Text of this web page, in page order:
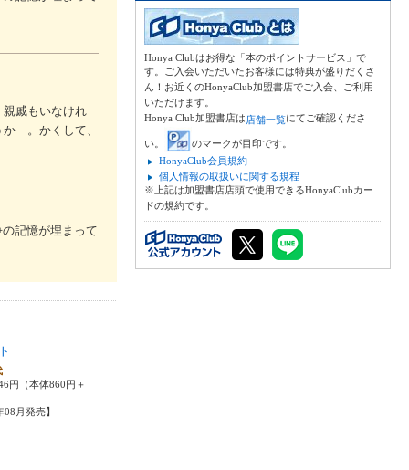
親戚もいなけれ
―。かくして、
記憶が埋まって
円（本体860円＋
08月発売】
Honya Clubはお得な「本のポイントサービス」で
す。ご入会いただいたお客様には特典が盛りだくさ
ん！お近くのHonyaClub加盟書店でご入会、ご利用
いただけます。
Honya Club加盟書店は店舗一覧にてご確認くださ
い。
のマークが目印です。
HonyaClub会員規約
個人情報の取扱いに関する規程
※上記は加盟書店店頭で使用できるHonyaClubカー
ドの規約です。